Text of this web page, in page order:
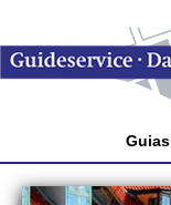
Guias